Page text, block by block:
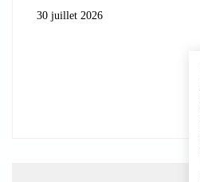
30 juillet 2026